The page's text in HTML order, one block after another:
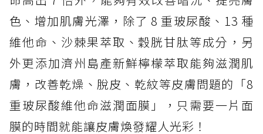
色、增加肌膚光澤，除了 8 重玻尿酸、13 種
維他命、沙棘果萃取、穀胱甘肽等成分，另
外更添加濟州島產新鮮檸檬萃取能夠滋潤肌
膚，改善乾燥、脫皮、乾紋等皮膚問題的「8
重玻尿酸維他命滋潤面膜」，只需要一片面
膜的時間就能讓皮膚煥發耀人光彩！